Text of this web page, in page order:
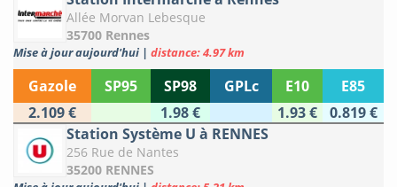
Allée Morvan Lebesque
35700 Rennes
Mise à jour aujourd'hui | distance: 4.97 km
Gazole SP95 SP98 GPLc E10
E85
2.109 €
1.98 € 1.93 €
0.819 €
Station Système U à RENNES
256 Rue de Nantes
35200 RENNES